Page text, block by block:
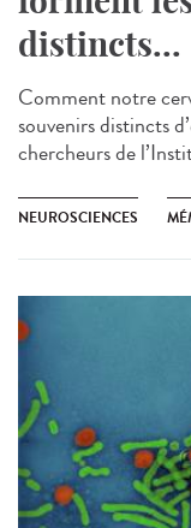
distincts...
Comment notre
souvenirs distincts
chercheurs de
NEUROSCIENCES